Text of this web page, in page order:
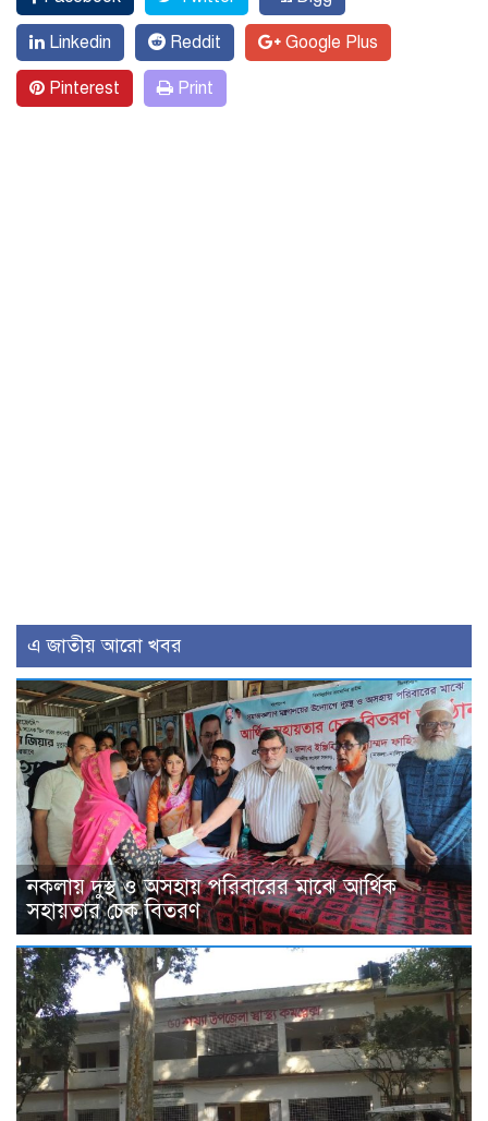
Linkedin Reddit Google Plus
Pinterest Print
এ জাতীয় আরো খবর
নকলায় দুস্থ ও অসহায় পরিবারের মাঝে আর্থিক
সহায়তার চেক বিতরণ